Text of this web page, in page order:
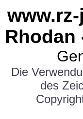
Rhodan
Die
des